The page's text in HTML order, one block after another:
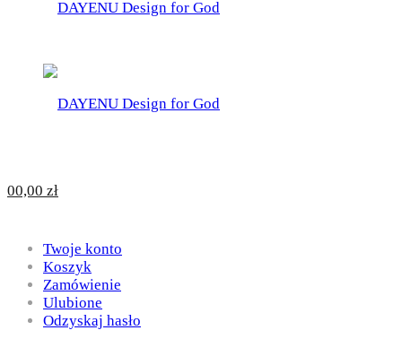
for
God
DAYENU
Design
00,00 zł
Twoje konto
Koszyk
Zamówienie
Ulubione
Odzyskaj hasło